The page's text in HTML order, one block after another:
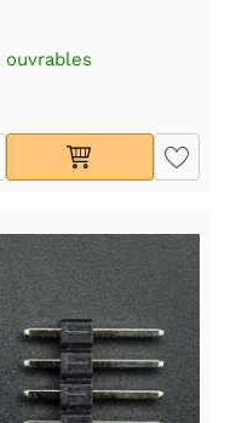
ouvrables